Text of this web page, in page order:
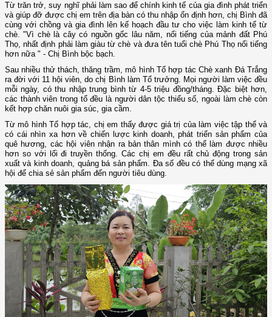
Từ trăn trở, suy nghĩ phải làm sao để chính kinh tế của gia đình phát triển
và giúp đỡ được chị em trên địa bàn có thu nhập ổn định hơn, chị Bình đã
cùng với chồng và gia đình lên kế hoạch đầu tư cho việc làm kinh tế từ
chè. "Vì chè là cây có nguồn gốc lâu năm, nổi tiếng của mảnh đất Phú
Thọ, nhất định phải làm giàu từ chè và đưa tên tuổi chè Phú Thọ nổi tiếng
hơn nữa " - Chị Bình bộc bạch.
Sau nhiều thử thách, thăng trầm, mô hình Tổ hợp tác Chè xanh Đá Trắng
ra đời với 11 hội viên, do chị Bình làm Tổ trưởng. Mọi người làm việc đều
mỗi ngày, có thu nhập trung bình từ 4-5 triệu đồng/tháng. Đặc biệt hơn,
các thành viên trong tổ đều là người dân tộc thiểu số, ngoài làm chè còn
kết hợp chăn nuôi gia súc, gia cầm.
Từ mô hình Tổ hợp tác, chị em thấy được giá trị của làm việc tập thể và
có cái nhìn xa hơn về chiến lược kinh doanh, phát triển sản phẩm của
quê hương, các hội viên nhận ra bản thân mình có thể làm được nhiều
hơn so với lối đi truyền thống. Các chị em đều rất chủ động trong sản
xuất và kinh doanh, quảng bá sản phẩm. Đa số đều có thể dùng mạng xã
hội để chia sẻ sản phẩm đến người tiêu dùng.